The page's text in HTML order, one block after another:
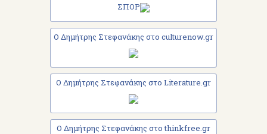
ΣΠΟΡ
Ο Δημήτρης Στεφανάκης στο culturenow.gr
Ο Δημήτρης Στεφανάκης στο Literature.gr
Ο Δημήτρης Στεφανάκης στο thinkfree.gr